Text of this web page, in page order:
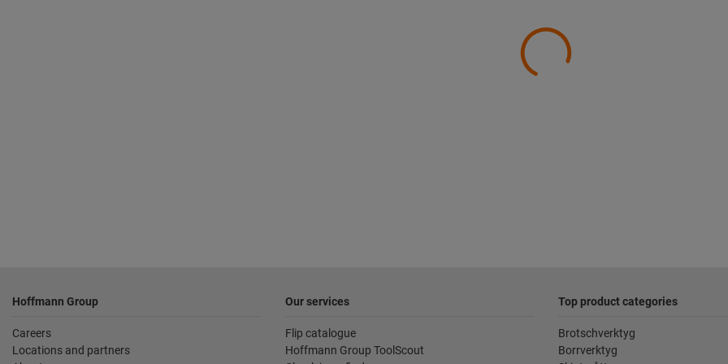
Hoffmann Group
Careers
Locations and partners
Our services
Flip catalogue
Hoffmann Group ToolScout
Top product categories
Brotschverktyg
Borrverktyg